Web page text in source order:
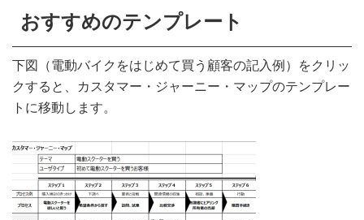
おすすめのテンプレート
下図（電動バイクをはじめて買う顧客の記入例）をクリッ
クすると、カスタマー・ジャーニー・マップのテンプレー
トに移動します。